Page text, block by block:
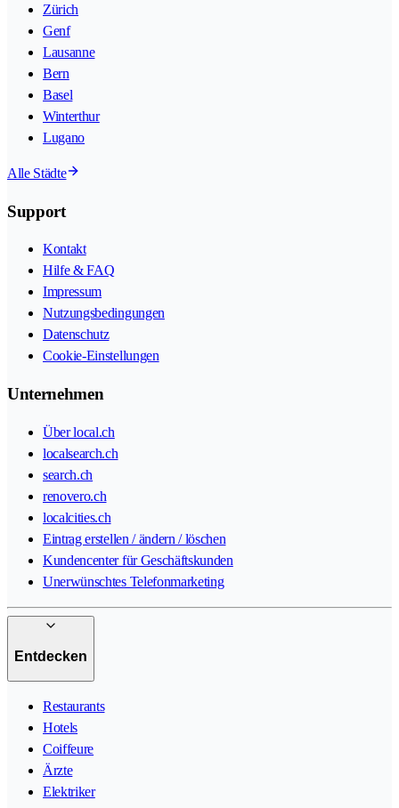
Zürich
Genf
Lausanne
Bern
Basel
Winterthur
Lugano
Alle Städte
Support
Kontakt
Hilfe & FAQ
Impressum
Nutzungsbedingungen
Datenschutz
Cookie-Einstellungen
Unternehmen
Über local.ch
localsearch.ch
search.ch
renovero.ch
localcities.ch
Eintrag erstellen / ändern / löschen
Kundencenter für Geschäftskunden
Unerwünschtes Telefonmarketing
Entdecken
Restaurants
Hotels
Coiffeure
Ärzte
Elektriker